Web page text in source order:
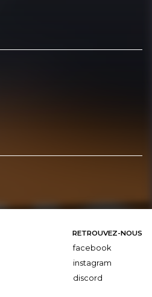
RETROUVEZ-NOUS
facebook
instagram
discord